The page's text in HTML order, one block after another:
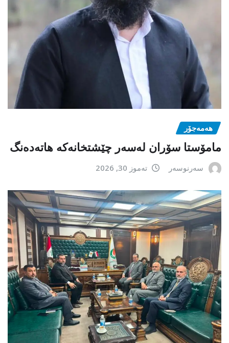
هەمەجۆر
مامۆستا سۆران لەسەر چێشتخانەكە هاتەدەنگ
سەرنوسەر تەموز 30, 2026